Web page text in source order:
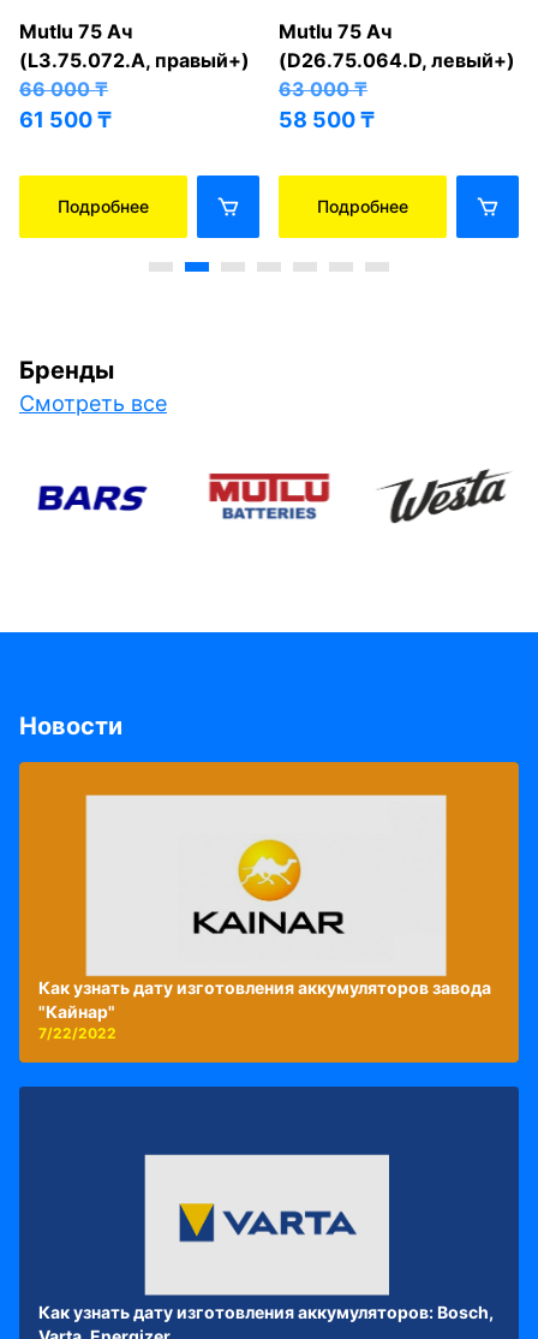
Mutlu 75 Ач
(L3.75.072.A, правый+)
66 000₸
61 500₸
Подробнее
Mutlu 75 Ач
(D26.75.064.D, левый+)
63 000₸
58 500₸
Подробнее
Бренды
Смотреть все
Новости
Как узнать дату изготовления аккумуляторов завода
"Кайнар"
7/22/2022
Как узнать дату изготовления аккумуляторов: Bosch,